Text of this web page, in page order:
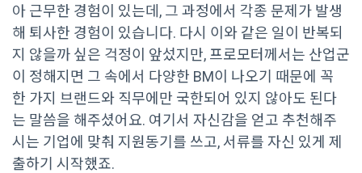
아 근무한 경험이 있는데, 그 과정에서 각종 문제가 발생
해 퇴사한 경험이 있습니다. 다시 이와 같은 일이 반복되
지 않을까 싶은 걱정이 앞섰지만, 프로모터께서는 산업군
이 정해지면 그 속에서 다양한 BM이 나오기 때문에 꼭
한 가지 브랜드와 직무에만 국한되어 있지 않아도 된다
는 말씀을 해주셨어요. 여기서 자신감을 얻고 추천해주
시는 기업에 맞춰 지원동기를 쓰고, 서류를 자신 있게 제
출하기 시작했죠.